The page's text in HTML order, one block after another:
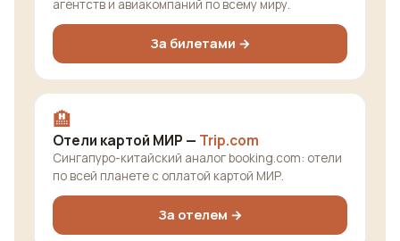
агентств и авиакомпаний по всему миру.
За билетами →
🏨
Отели картой МИР — Trip.com
Сингапуро-китайский аналог booking.com: отели
по всей планете с оплатой картой МИР.
За отелем →